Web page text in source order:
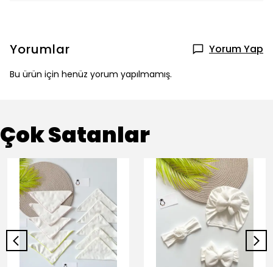
Yorumlar Yorum Yap
Bu ürün için henüz yorum yapılmamış.
Çok Satanlar